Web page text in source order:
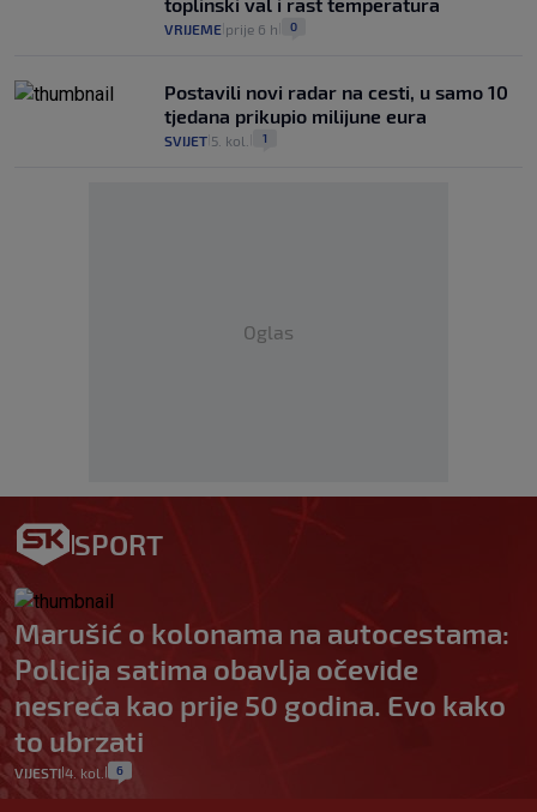
toplinski val i rast temperatura
VRIJEME prije 6 h 0
Postavili novi radar na cesti, u samo 10
tjedana prikupio milijune eura
SVIJET 5. kol. 1
Oglas
SPORT
Marušić o kolonama na autocestama:
Policija satima obavlja očevide
nesreća kao prije 50 godina. Evo kako
to ubrzati
VIJESTI 4. kol. 6